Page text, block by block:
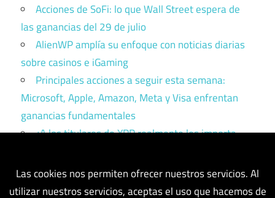
Acciones de SoFi: lo que Wall Street espera de
las ganancias del 29 de julio
AlienWP amplía su enfoque con noticias diarias
sobre casinos e iGaming
Principales acciones a seguir esta semana:
Microsoft, Apple, Amazon, Meta y Visa enfrentan
ganancias fundamentales
¿A los titulares de XRP realmente les importa
Las cookies nos permiten ofrecer nuestros servicios. Al
utilizar nuestros servicios, aceptas el uso que hacemos de